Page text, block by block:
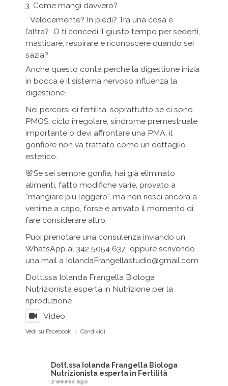
3. Come mangi davvero?
Velocemente? In piedi? Tra una cosa e
l’altra? O ti concedi il giusto tempo per sederti,
masticare, respirare e riconoscere quando sei
sazia?
Anche questo conta perché la digestione inizia
in bocca e il sistema nervoso influenza la
digestione.
Nei percorsi di fertilità, soprattutto se ci sono
PMOS, ciclo irregolare, sindrome premestruale
importante o devi affrontare una PMA, il
gonfiore non va trattato come un dettaglio
estetico.
🌸Se sei sempre gonfia, hai già eliminato
alimenti, fatto modifiche varie, provato a
“mangiare più leggero”, ma non riesci ancora a
venirne a capo, forse è arrivato il momento di
fare considerare altro.
Puoi prenotare una consulenza inviando un
WhatsApp al 342 5054 637 oppure scrivendo
una mail a IolandaFrangellastudio@gmail.com
Dott.ssa Iolanda Frangella Biologa
Nutrizionista esperta in Nutrizione per la
riproduzione
Video
Vedi su Facebook · Condividi
Dott.ssa Iolanda Frangella Biologa
Nutrizionista esperta in Fertilità
2 weeks ago